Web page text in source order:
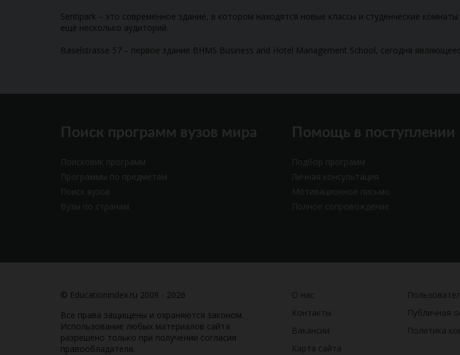
Sentipark – это современное здание, в котором находятся новые классы и студенческие
ещё несколько аудиторий.
Baselstrassе 57 – первое здание BHMS Business and Hotel Management School, сегодня
Поиск программ вузов мира
Поисковик программ
Программы по предметам
Поиск вузов
Вузы по странам
Помощь в поступлении
Подбор программ
Личная консультация
Мотивационное письмо
Полное сопровождение
© Educationindex.ru 2009 - 2026
Все права защищены и охраняются законом.
Использование любых материалов сайта
разрешено только при получении согласия
правообладателя.
О нас
Контакты
Вакансии
Карта сайта
Публичная
Политика